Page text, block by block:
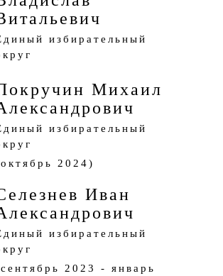
избирательный
Михаил
избирательный
2024)
Иван
избирательный
2023 - январь